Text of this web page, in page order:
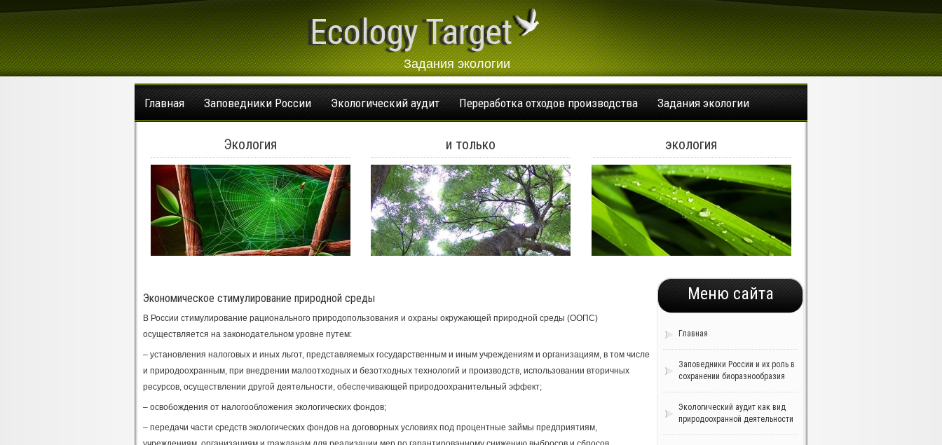
Ecology Target
Задания экологии
Главная Заповедники России Экологический аудит Переработка отходов производства Задания экологии
Экология и только экология
Меню сайта
Главная
Заповедники России и их роль в
сохранении биоразнообразия
Экологический аудит как вид
природоохранной деятельности
Экономическое стимулирование природной среды
В России стимулирование рационального природопользования и охраны окружающей природной среды (ООПС)
осуществляется на законодательном уровне путем:
– установления налоговых и иных льгот, представляемых государственным и иным учреждениям и организациям, в том числе
и природоохранным, при внедрении малоотходных и безотходных технологий и производств, использовании вторичных
ресурсов, осуществлении другой деятельности, обеспечивающей природоохранительный эффект;
– освобождения от налогообложения экологических фондов;
– передачи части средств экологических фондов на договорных условиях под процентные займы предприятиям,